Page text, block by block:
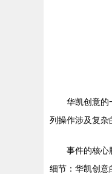
华凯创意的
列操作涉及复杂
事件的核心
细节：华凯创意